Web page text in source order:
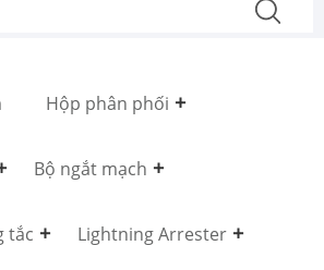
Hộp phân phối
Bộ ngắt mạch
tắc Lightning Arrester